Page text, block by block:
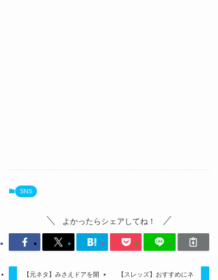
SNS
よかったらシェアしてね！
【元ネタ】みさえドアを開
【スレッズ】おすすめにネ